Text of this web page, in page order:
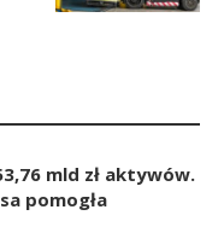
mld zł aktywów.
pomogła